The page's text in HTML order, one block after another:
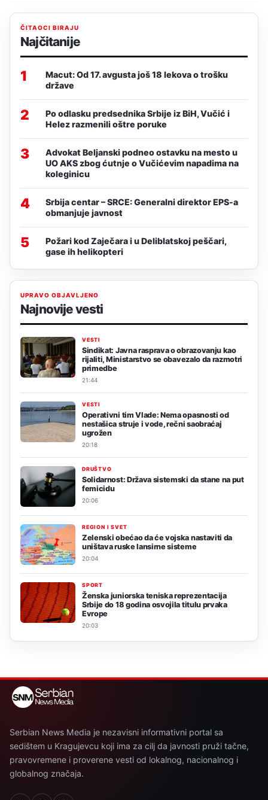
ČITAOCI BIRAJU
Najčitanije
1
Macut: Od 17. avgusta još 18 lekova o trošku
države
2
Po odlasku predsednika Srbije iz BiH, Vučić i
Helez razmenili oštre poruke
3
Advokat Beljanski podneo ostavku na mesto u
UO AKS zbog ćutnje o Vučićevim napadima na
koleginicu
4
Srbija centar – SRCE: Generalni direktor EPS-a
obmanjuje javnost
5
Požari kod Zaječara i u Deliblatskoj peščari,
gase ih helikopteri
UPRAVO OBJAVLJENO
Najnovije vesti
VESTI
Sindikat: Javna rasprava o obrazovanju kao
rijaliti, Ministarstvo se obavezalo da razmotri
primedbe
21:44
VESTI
Operativni tim Vlade: Nema opasnosti od
nestašica struje i vode, rečni saobraćaj
ugrožen
20:18
DRUŠTVO
Solidarnost: Država sistemski da stane na put
femicidu
20:06
REGION I SVET
Zelenski obećao da će vojska nastaviti da
uništava ruske lansirne sisteme
20:04
SPORT
Ženska juniorska teniska reprezentacija
Srbije do 18 godina osvojila titulu prvaka
Evrope
20:03
Serbian News Media je nezavisni informativni portal sa
sedištem u Kragujevcu koji ima za cilj da javnosti pruži tačne,
pravovremene i proverene vesti od lokalnog, nacionalnog i
globalnog značaja.